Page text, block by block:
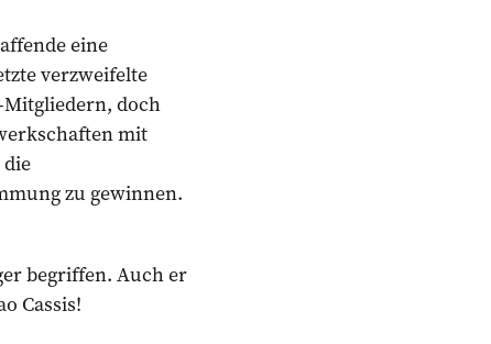
eine
verzweifelte
doch
mit
zu gewinnen.
begriffen. Auch er
Cassis!